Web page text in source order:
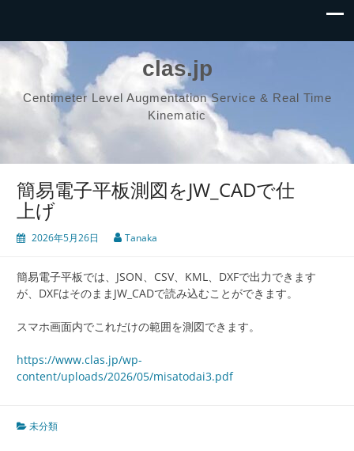
clas.jp
Centimeter Level Augmentation Service & Real Time
Kinematic
簡易電子平板測図をJW_CADで仕
上げ
2026年5月26日 Tanaka
簡易電子平板では、JSON、CSV、KML、DXFで出力できます
が、DXFはそのままJW_CADで読み込むことができます。
スマホ画面内でこれだけの範囲を測図できます。
https://www.clas.jp/wp-
content/uploads/2026/05/misatodai3.pdf
未分類